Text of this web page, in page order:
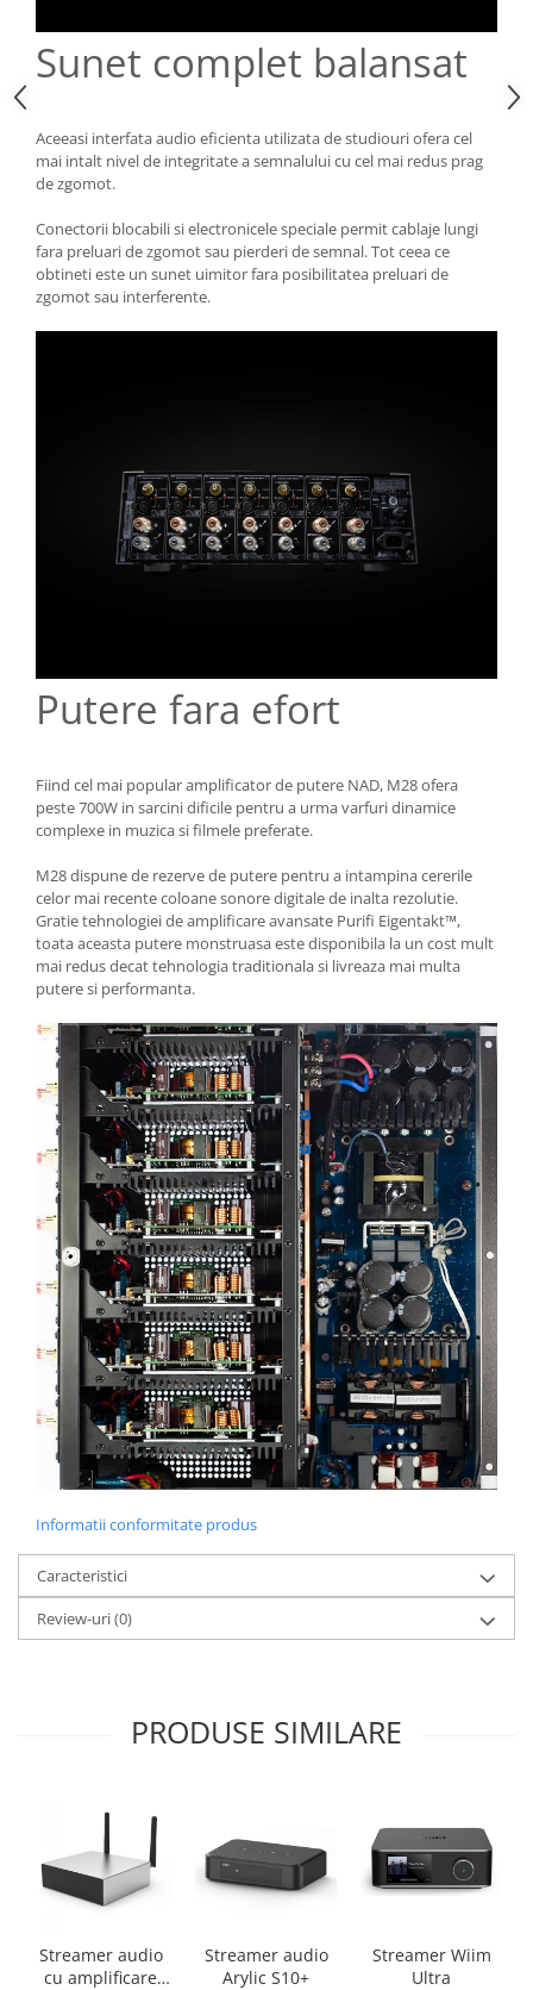
Sunet complet balansat
Aceeasi interfata audio eficienta utilizata de studiouri ofera cel
mai intalt nivel de integritate a semnalului cu cel mai redus prag
de zgomot.
Conectorii blocabili si electronicele speciale permit cablaje lungi
fara preluari de zgomot sau pierderi de semnal. Tot ceea ce
obtineti este un sunet uimitor fara posibilitatea preluari de
zgomot sau interferente.
Putere fara efort
Fiind cel mai popular amplificator de putere NAD, M28 ofera
peste 700W in sarcini dificile pentru a urma varfuri dinamice
complexe in muzica si filmele preferate.
M28 dispune de rezerve de putere pentru a intampina cererile
celor mai recente coloane sonore digitale de inalta rezolutie.
Gratie tehnologiei de amplificare avansate Purifi Eigentakt™,
toata aceasta putere monstruasa este disponibila la un cost mult
mai redus decat tehnologia traditionala si livreaza mai multa
putere si performanta.
Informatii conformitate produs
Caracteristici
Review-uri(0)
PRODUSE SIMILARE
Streamer audio
cu amplificare
Streamer audio
Arylic S10+
Streamer Wiim
Ultra